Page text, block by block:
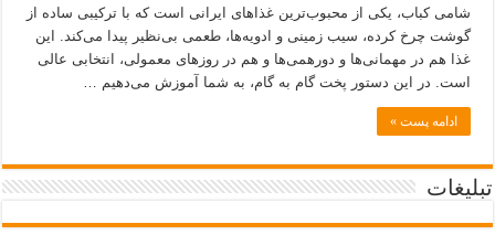
شامی کباب، یکی از محبوب‌ترین غذاهای ایرانی است که با ترکیبی ساده از
گوشت چرخ کرده، سیب زمینی و ادویه‌ها، طعمی بی‌نظیر پیدا می‌کند. این
غذا هم در مهمانی‌ها و دورهمی‌ها و هم در روزهای معمولی، انتخابی عالی
است. در این دستور پخت گام به گام، به شما آموزش می‌دهیم …
ادامه پست »
تبلیغات